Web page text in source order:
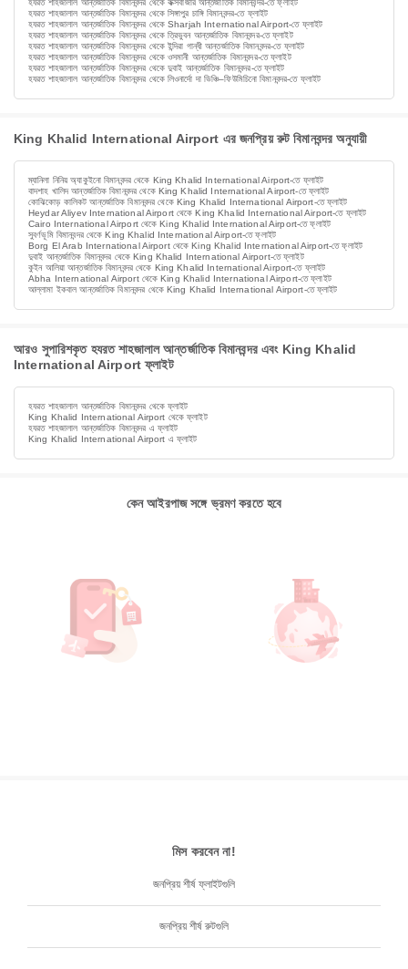
হযরত শাহজালাল আন্তর্জাতিক বিমানবন্দর থেকে কক্সবাজার আন্তর্জাতিক বিমানবন্দর-তে ফ্লাইট
হযরত শাহজালাল আন্তর্জাতিক বিমানবন্দর থেকে সিঙ্গাপুর চাঙ্গি বিমানবন্দর-তে ফ্লাইট
হযরত শাহজালাল আন্তর্জাতিক বিমানবন্দর থেকে Sharjah International Airport-তে ফ্লাইট
হযরত শাহজালাল আন্তর্জাতিক বিমানবন্দর থেকে ত্রিভুবন আন্তর্জাতিক বিমানবন্দর-তে ফ্লাইট
হযরত শাহজালাল আন্তর্জাতিক বিমানবন্দর থেকে ইন্দিরা গান্ধী আন্তর্জাতিক বিমানবন্দর-তে ফ্লাইট
হযরত শাহজালাল আন্তর্জাতিক বিমানবন্দর থেকে ওসমানী আন্তর্জাতিক বিমানবন্দর-তে ফ্লাইট
হযরত শাহজালাল আন্তর্জাতিক বিমানবন্দর থেকে দুবাই আন্তর্জাতিক বিমানবন্দর-তে ফ্লাইট
হযরত শাহজালাল আন্তর্জাতিক বিমানবন্দর থেকে লিওনার্দো দা ভিঞ্চি–ফিউমিচিনো বিমানবন্দর-তে ফ্লাইট
King Khalid International Airport এর জনপ্রিয় রুট বিমানবন্দর অনুযায়ী
ম্যানিলা নিনিয় অ্যাকুইনো বিমানবন্দর থেকে King Khalid International Airport-তে ফ্লাইট
বাদশাহ খালিদ আন্তর্জাতিক বিমানবন্দর থেকে King Khalid International Airport-তে ফ্লাইট
কোঝিকোড় কালিকট আন্তর্জাতিক বিমানবন্দর থেকে King Khalid International Airport-তে ফ্লাইট
Heydar Aliyev International Airport থেকে King Khalid International Airport-তে ফ্লাইট
Cairo International Airport থেকে King Khalid International Airport-তে ফ্লাইট
সুবর্ণভূমি বিমানবন্দর থেকে King Khalid International Airport-তে ফ্লাইট
Borg El Arab International Airport থেকে King Khalid International Airport-তে ফ্লাইট
দুবাই আন্তর্জাতিক বিমানবন্দর থেকে King Khalid International Airport-তে ফ্লাইট
কুইন আলিয়া আন্তর্জাতিক বিমানবন্দর থেকে King Khalid International Airport-তে ফ্লাইট
Abha International Airport থেকে King Khalid International Airport-তে ফ্লাইট
আল্লামা ইকবাল আন্তর্জাতিক বিমানবন্দর থেকে King Khalid International Airport-তে ফ্লাইট
আরও সুপারিশকৃত হযরত শাহজালাল আন্তর্জাতিক বিমানবন্দর এবং King Khalid
International Airport ফ্লাইট
হযরত শাহজালাল আন্তর্জাতিক বিমানবন্দর থেকে ফ্লাইট
King Khalid International Airport থেকে ফ্লাইট
হযরত শাহজালাল আন্তর্জাতিক বিমানবন্দর এ ফ্লাইট
King Khalid International Airport এ ফ্লাইট
কেন আইরপাজ সঙ্গে ভ্রমণ করতে হবে
মিস করবেন না!
জনপ্রিয় শীর্ষ ফ্লাইটগুলি
জনপ্রিয় শীর্ষ রুটগুলি